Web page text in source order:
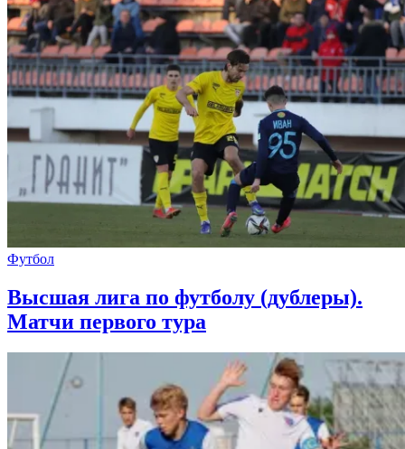
Футбол
Высшая лига по футболу (дублеры).
Матчи первого тура